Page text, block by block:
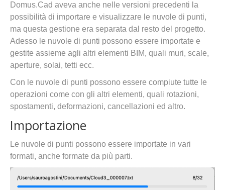
Domus.Cad aveva anche nelle versioni precedenti la
possibilità di importare e visualizzare le nuvole di punti,
ma questa gestione era separata dal resto del progetto.
Adesso le nuvole di punti possono essere importate e
gestite assieme agli altri elementi BIM, quali muri, scale,
aperture, solai, tetti ecc.
Con le nuvole di punti possono essere compiute tutte le
operazioni come con gli altri elementi, quali rotazioni,
spostamenti, deformazioni, cancellazioni ed altro.
Importazione
Le nuvole di punti possono essere importate in vari
formati, anche formate da più parti.